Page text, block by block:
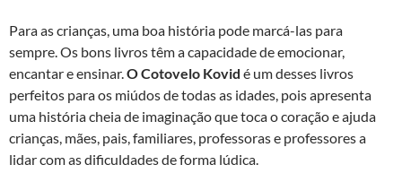
Para as crianças, uma boa história pode marcá-las para
sempre. Os bons livros têm a capacidade de emocionar,
encantar e ensinar.O Cotovelo Kovid é um desses livros
perfeitos para os miúdos de todas as idades, pois apresenta
uma história cheia de imaginação que toca o coração e ajuda
crianças, mães, pais, familiares, professoras e professores a
lidar com as dificuldades de forma lúdica.